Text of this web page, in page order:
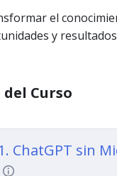
del uso básico
es claro:
: aprendes
:
el
y
Curso
ChatGPT sin